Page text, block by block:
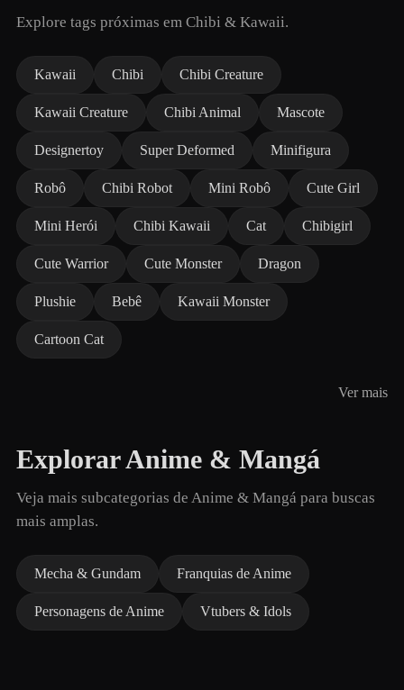
Explore tags próximas em Chibi & Kawaii.
Kawaii Chibi Chibi Creature
Kawaii Creature Chibi Animal Mascote
Designertoy Super Deformed Minifigura
Robô Chibi Robot Mini Robô Cute Girl
Mini Herói Chibi Kawaii Cat Chibigirl
Cute Warrior Cute Monster Dragon
Plushie Bebê Kawaii Monster
Cartoon Cat
Ver mais
Explorar Anime & Mangá
Veja mais subcategorias de Anime & Mangá para buscas
mais amplas.
Mecha & Gundam Franquias de Anime
Personagens de Anime Vtubers & Idols